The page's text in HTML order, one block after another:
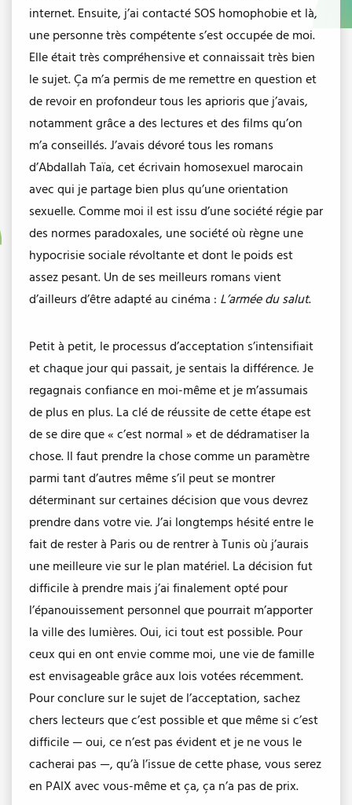
internet. Ensuite, j’ai contacté SOS homophobie et là,
une personne très compétente s’est occupée de moi.
Elle était très compréhensive et connaissait très bien
le sujet. Ça m’a permis de me remettre en question et
de revoir en profondeur tous les aprioris que j’avais,
notamment grâce a des lectures et des films qu’on
m’a conseillés. J’avais dévoré tous les romans
d’Abdallah Taïa, cet écrivain homosexuel marocain
avec qui je partage bien plus qu’une orientation
sexuelle. Comme moi il est issu d’une société régie par
des normes paradoxales, une société où règne une
hypocrisie sociale révoltante et dont le poids est
assez pesant. Un de ses meilleurs romans vient
d’ailleurs d’être adapté au cinéma : L’armée du salut.
Petit à petit, le processus d’acceptation s’intensifiait
et chaque jour qui passait, je sentais la différence. Je
regagnais confiance en moi-même et je m’assumais
de plus en plus. La clé de réussite de cette étape est
de se dire que « c’est normal » et de dédramatiser la
chose. Il faut prendre la chose comme un paramètre
parmi tant d’autres même s’il peut se montrer
déterminant sur certaines décision que vous devrez
prendre dans votre vie. J’ai longtemps hésité entre le
fait de rester à Paris ou de rentrer à Tunis où j’aurais
une meilleure vie sur le plan matériel. La décision fut
difficile à prendre mais j’ai finalement opté pour
l’épanouissement personnel que pourrait m’apporter
la ville des lumières. Oui, ici tout est possible. Pour
ceux qui en ont envie comme moi, une vie de famille
est envisageable grâce aux lois votées récemment.
Pour conclure sur le sujet de l’acceptation, sachez
chers lecteurs que c’est possible et que même si c’est
difficile — oui, ce n’est pas évident et je ne vous le
cacherai pas —, qu’à l’issue de cette phase, vous serez
en PAIX avec vous-même et ça, ça n’a pas de prix.